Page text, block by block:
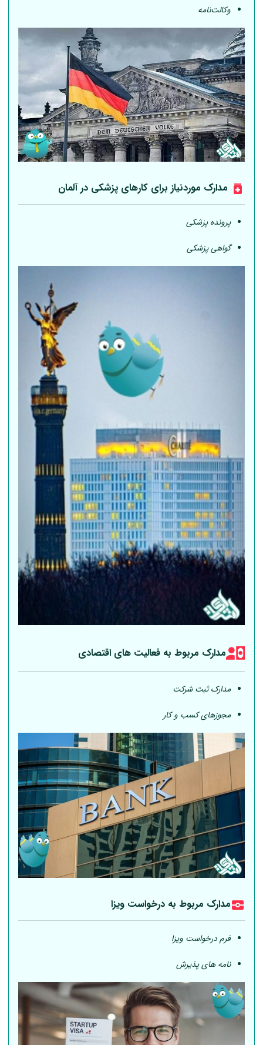
وکالت‌نامه
مدارک موردنیاز برای کارهای پزشکی درآلمان
پرونده پزشکی
گواهی پزشکی
مدارک مربوط به فعالیت های اقتصادی
مدارک ثبت شرکت
مجوزهای کسب و کار
مدارک مربوط به درخواست ویزا
فرم درخواست ویزا
نامه های پذیرش